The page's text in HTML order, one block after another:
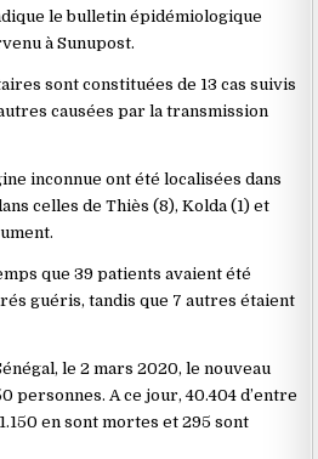
le bulletin épidémiologique
à Sunupost.
sont constituées de 13 cas suivis
causées par la transmission
inconnue ont été localisées dans
celles de Thiès (8), Kolda (1) et
que 39 patients avaient été
guéris, tandis que 7 autres étaient
le 2 mars 2020, le nouveau
personnes. A ce jour, 40.404 d’entre
en sont mortes et 295 sont